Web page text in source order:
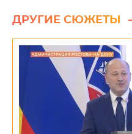
ДРУГИЕ СЮЖЕТЫ